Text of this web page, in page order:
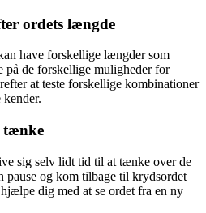
ordets længde
have forskellige længder som
de forskellige muligheder for
at teste forskellige kombinationer
kender.
tænke
sig selv lidt tid til at tænke over de
pause og kom tilbage til krydsordet
dig med at se ordet fra en ny